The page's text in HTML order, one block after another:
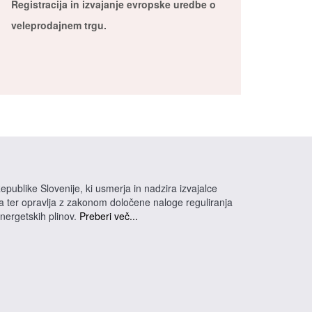
Registracija in izvajanje evropske uredbe o
veleprodajnem trgu.
Slovenije, ki usmerja in nadzira izvajalce
opravlja z zakonom določene naloge reguliranja
plinov. Preberi več...